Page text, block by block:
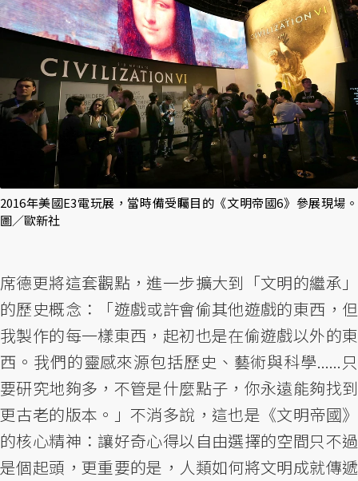
2016年美國E3電玩展，當時備受矚目的《文明帝國6》參展現場。
圖／歐新社
席德更將這套觀點，進一步擴大到「文明的繼承」
的歷史概念：「遊戲或許會偷其他遊戲的東西，但
我製作的每一樣東西，起初也是在偷遊戲以外的東
西。我們的靈感來源包括歷史、藝術與科學......只
要研究地夠多，不管是什麼點子，你永遠能夠找到
更古老的版本。」不消多說，這也是《文明帝國》
的核心精神：讓好奇心得以自由選擇的空間只不過
是個起頭，更重要的是，人類如何將文明成就傳遞